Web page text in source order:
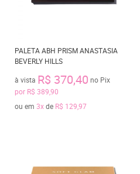
PALETA ABH PRISM ANASTASIA
BEVERLY HILLS
à vista R$ 370,40 no Pix
por R$ 389,90
ou em 3xde R$ 129,97